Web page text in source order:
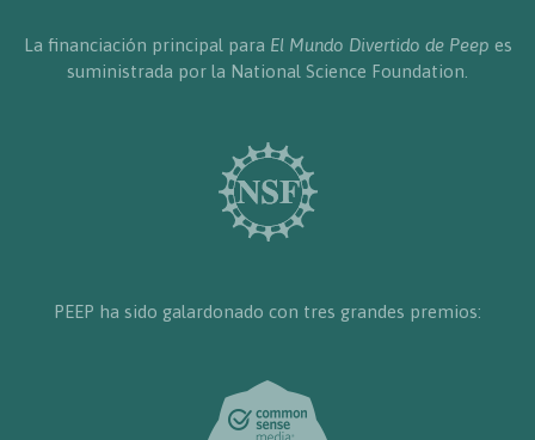
La financiación principal para El Mundo Divertido de Peep es
suministrada por la National Science Foundation.
PEEP ha sido galardonado con tres grandes premios: